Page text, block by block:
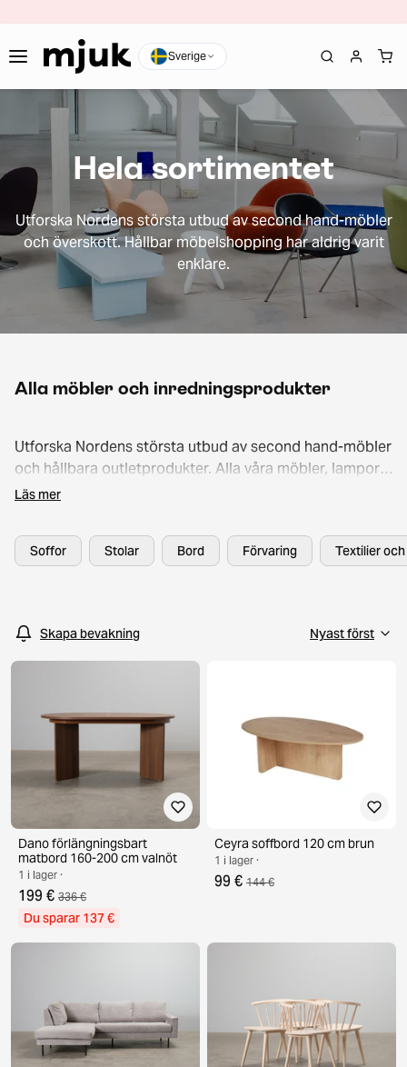
Sverige
Hela sortimentet
Utforska Nordens största utbud av second hand-möbler
och överskott. Hållbar möbelshopping har aldrig varit
enklare.
Alla möbler och inredningsprodukter
Utforska Nordens största utbud av second hand-möbler
och hållbara outletprodukter. Alla våra möbler, lampor
och inredningsdetaljer är noggrant
med full koll på vad du får. I sortimentet hittar du
välkända varumärken som Artek, HAY och Trademax –
Läs mer
Soffor Stolar Bord Förvaring Textilier
Skapa bevakning
Dano förlängningsbart
matbord 160-200 cm valnöt
1 i lager ·
199 € 336 €
Du sparar 137 €
Ceyra soffbord 120 cm brun
1 i lager ·
99 € 144 €